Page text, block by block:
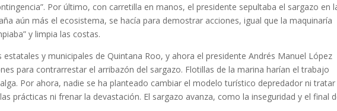
Por último, con carretilla en manos, el presidente sepultaba el sargazo en
aún más el ecosistema, se hacía para demostrar acciones, igual que la maquinaría
y limpia las costas.
y municipales de Quintana Roo, y ahora el presidente Andrés Manuel López
para contrarrestar el arribazón del sargazo. Flotillas de la marina harían el trabajo
Por ahora, nadie se ha planteado cambiar el modelo turístico depredador ni tratar
prácticas ni frenar la devastación. El sargazo avanza, como la inseguridad y el final